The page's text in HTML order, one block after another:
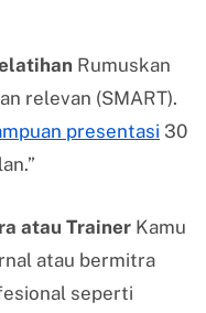
Rumuskan
relevan (SMART).
presentasi 30
atau Trainer Kamu
atau bermitra
seperti